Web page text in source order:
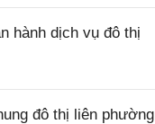
hành dịch vụ đô thị
đô thị liên phường